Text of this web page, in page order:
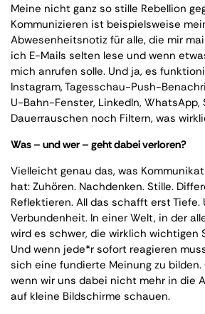
Meine nicht ganz so stille Rebellion
Kommunizieren ist beispielsweise
Abwesenheitsnotiz für alle, die mir
ich E-Mails selten lese und wenn
mich anrufen solle. Und ja, es
Instagram, Tagesschau-Push-
U-Bahn-Fenster, LinkedIn, WhatsApp,
Dauerrauschen noch Filtern, was
Was – und wer – geht dabei verloren?
Vielleicht genau das, was
hat: Zuhören. Nachdenken. Stille.
Reflektieren. All das schafft erst Tiefe.
Verbundenheit. In einer Welt, in der
wird es schwer, die wirklich wichtigen
Und wenn jede*r sofort reagieren
sich eine fundierte Meinung zu bilden.
wenn wir uns dabei nicht mehr in die
auf kleine Bildschirme schauen.